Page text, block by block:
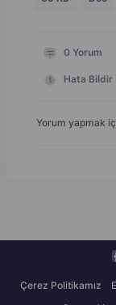
0Yorum
Hata Bildir
Yorum yapmak
Çerez Politikamız